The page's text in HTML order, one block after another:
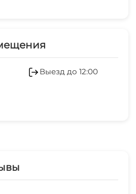
Выезд до 12:00